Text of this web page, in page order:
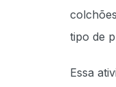
tipo de
Essa